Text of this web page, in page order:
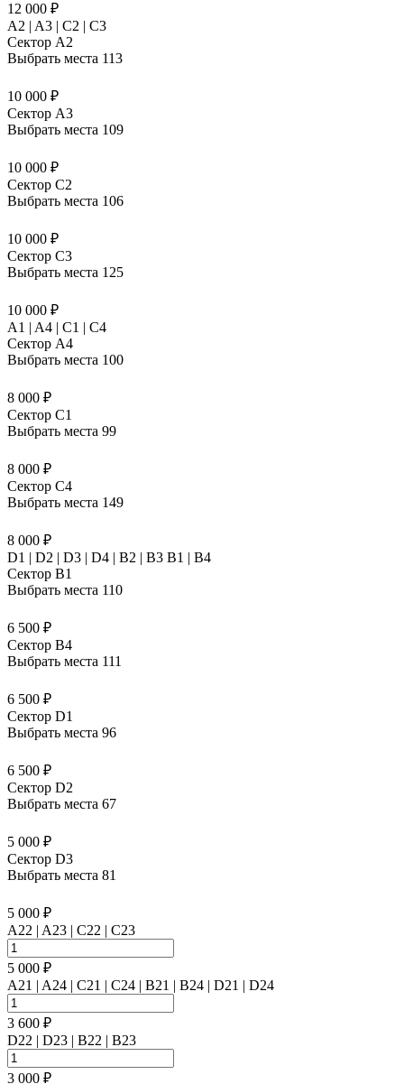
12 000 ₽
A2 | A3 | C2 | C3
Сектор A2
Выбрать места 113
10 000 ₽
Сектор A3
Выбрать места 109
10 000 ₽
Сектор C2
Выбрать места 106
10 000 ₽
Сектор C3
Выбрать места 125
10 000 ₽
A1 | A4 | C1 | C4
Сектор A4
Выбрать места 100
8 000 ₽
Сектор C1
Выбрать места 99
8 000 ₽
Сектор C4
Выбрать места 149
8 000 ₽
D1 | D2 | D3 | D4 | B2 | B3 B1 | В4
Сектор B1
Выбрать места 110
6 500 ₽
Сектор B4
Выбрать места 111
6 500 ₽
Сектор D1
Выбрать места 96
6 500 ₽
Сектор D2
Выбрать места 67
5 000 ₽
Сектор D3
Выбрать места 81
5 000 ₽
A22 | A23 | C22 | C23
5 000 ₽
A21 | A24 | C21 | C24 | B21 | B24 | D21 | D24
3 600 ₽
D22 | D23 | B22 | B23
3 000 ₽